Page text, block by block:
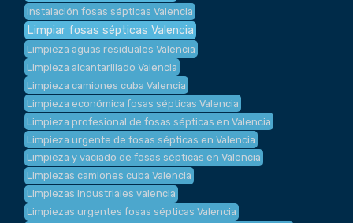
Instalación fosas sépticas Valencia
Limpiar fosas sépticas Valencia
Limpieza aguas residuales Valencia
Limpieza alcantarillado Valencia
Limpieza camiones cuba Valencia
Limpieza económica fosas sépticas Valencia
Limpieza profesional de fosas sépticas en Valencia
Limpieza urgente de fosas sépticas en Valencia
Limpieza y vaciado de fosas sépticas en Valencia
Limpiezas camiones cuba Valencia
Limpiezas industriales valencia
Limpiezas urgentes fosas sépticas Valencia